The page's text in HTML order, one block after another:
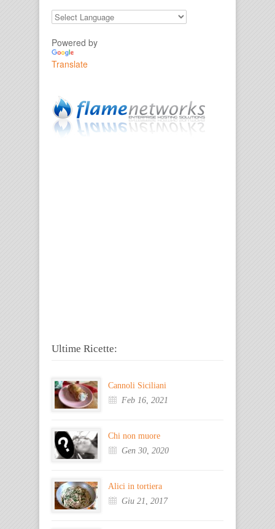
Powered by
Translate
Ultime Ricette:
Cannoli Siciliani
Feb 16, 2021
Chi non muore
Gen 30, 2020
Alici in tortiera
Giu 21, 2017